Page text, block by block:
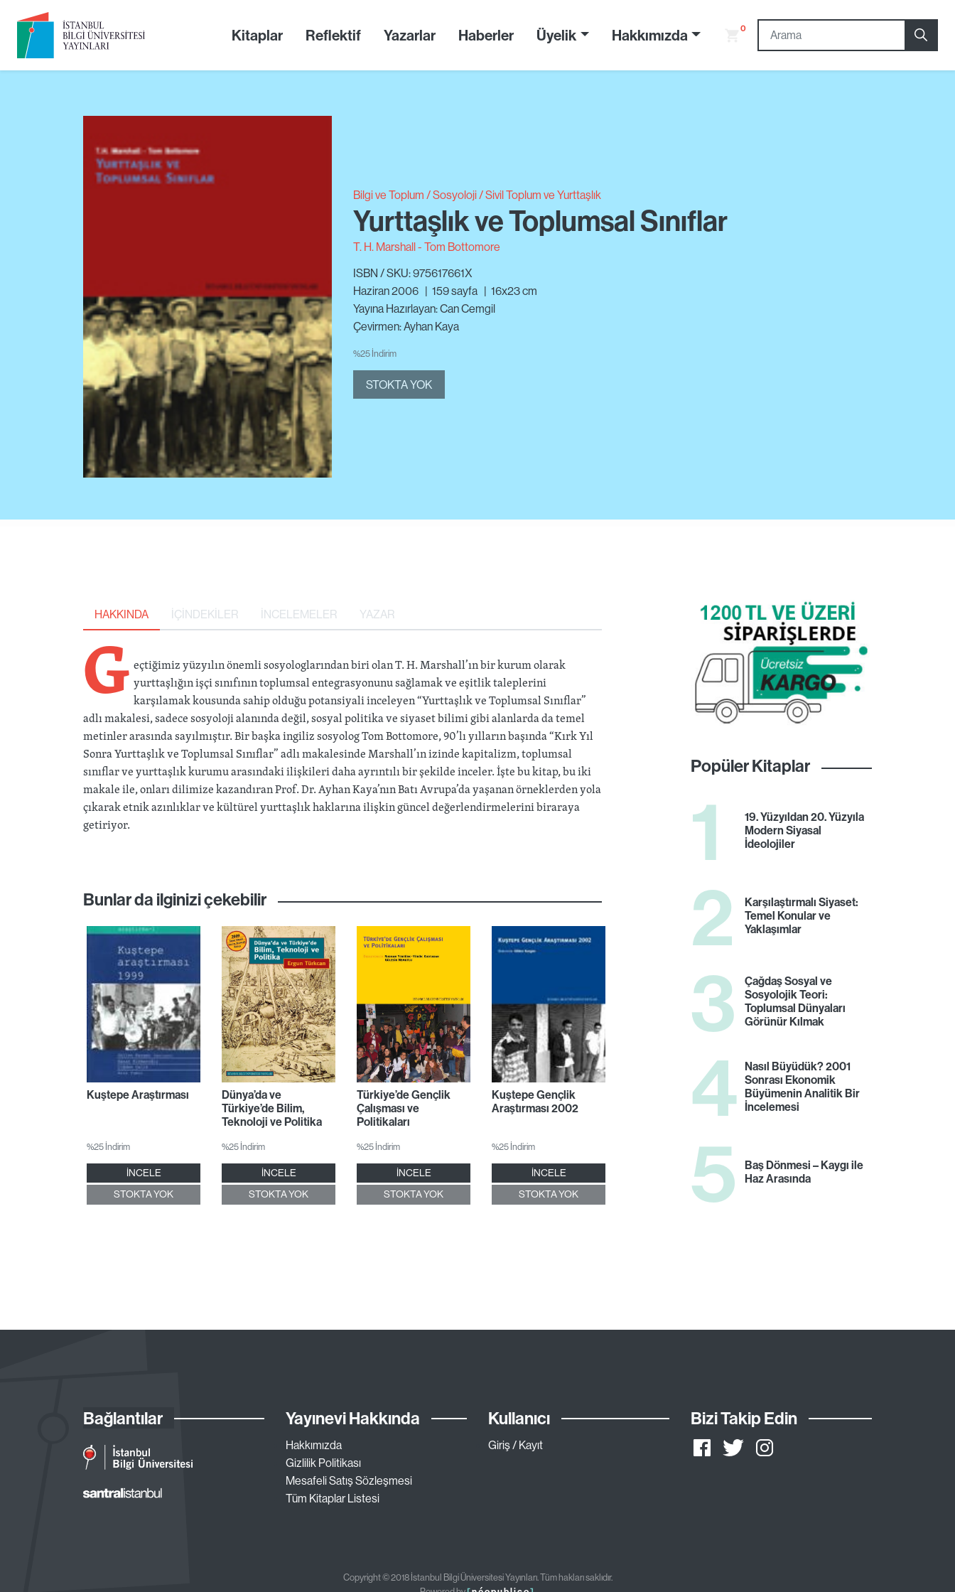
Kitaplar Reflektif Yazarlar Haberler Üyelik Hakkımızda 0
Bilgi ve Toplum Sosyoloji Sivil Toplum ve Yurttaşlık
Yurttaşlık ve Toplumsal Sınıflar
T. H. Marshall
Tom Bottomore
ISBN / SKU: 975617661X
Haziran 2006 | 159sayfa | 16x23 cm
Yayına Hazırlayan: Can Cemgil
Çevirmen: Ayhan Kaya
%25 İndirim
STOKTA YOK
HAKKINDA İÇİNDEKİLER İNCELEMELER YAZAR
Geçtiğimiz yüzyılın önemli sosyologlarından biri olan T. H. Marshall’ın bir kurum olarak
yurttaşlığın işçi sınıfının toplumsal entegrasyonunu sağlamak ve eşitlik taleplerini
karşılamak kousunda sahip olduğu potansiyali inceleyen “Yurttaşlık ve Toplumsal Sınıflar”
adlı makalesi, sadece sosyoloji alanında değil, sosyal politika ve siyaset bilimi gibi alanlarda da temel
metinler arasında sayılmıştır. Bir başka ingiliz sosyolog Tom Bottomore, 90’lı yılların başında “Kırk Yıl
Sonra Yurttaşlık ve Toplumsal Sınıflar” adlı makalesinde Marshall’ın izinde kapitalizm, toplumsal
sınıflar ve yurttaşlık kurumu arasındaki ilişkileri daha ayrıntılı bir şekilde inceler. İşte bu kitap, bu iki
makale ile, onları dilimize kazandıran Prof. Dr. Ayhan Kaya’nın Batı Avrupa’da yaşanan örneklerden yola
çıkarak etnik azınlıklar ve kültürel yurttaşlık haklarına ilişkin güncel değerlendirmelerini biraraya
getiriyor.
Bunlar da ilginizi çekebilir
Kuştepe Araştırması
%25 İndirim
İNCELE
STOKTA YOK
Dünya’da ve
Türkiye’de Bilim,
Teknoloji ve Politika
%25 İndirim
İNCELE
STOKTA YOK
Türkiye’de Gençlik
Çalışması ve
Politikaları
%25 İndirim
İNCELE
STOKTA YOK
Kuştepe Gençlik
Araştırması 2002
%25 İndirim
İNCELE
STOKTA YOK
Popüler Kitaplar
1
19. Yüzyıldan 20. Yüzyıla
Modern Siyasal
İdeolojiler
2
Karşılaştırmalı Siyaset:
Temel Konular ve
Yaklaşımlar
3
Çağdaş Sosyal ve
Sosyolojik Teori:
Toplumsal Dünyaları
Görünür Kılmak
4 Nasıl Büyüdük? 2001
Sonrası Ekonomik
Büyümenin Analitik Bir
İncelemesi
5
Baş Dönmesi – Kaygı ile
Haz Arasında
Bağlantılar Yayınevi Hakkında
Hakkımızda
Gizlilik Politikası
Mesafeli Satış Sözleşmesi
Tüm Kitaplar Listesi
Kullanıcı
Giriş / Kayıt
Bizi Takip Edin
Copyright © 2018 İstanbul Bilgi Üniversitesi Yayınları. Tüm hakları saklıdır.